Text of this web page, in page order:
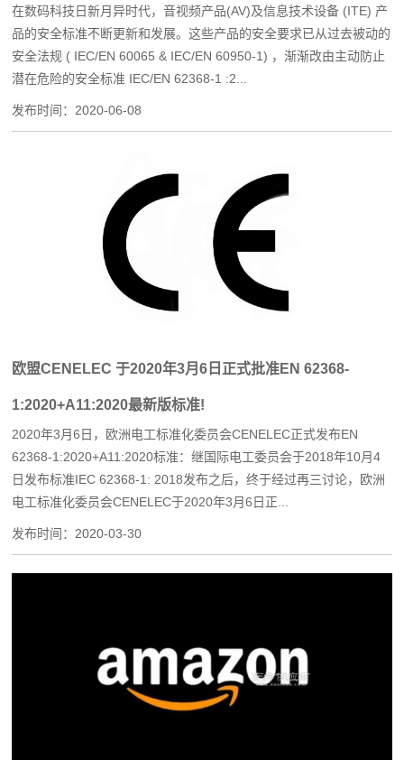
在数码科技日新月异时代，音视频产品(AV)及信息技术设备 (ITE) 产
品的安全标准不断更新和发展。这些产品的安全要求已从过去被动的
安全法规 ( IEC/EN 60065 & IEC/EN 60950-1) ，渐渐改由主动防止
潜在危险的安全标准 IEC/EN 62368-1 :2...
发布时间： 2020-06-08
欧盟CENELEC 于2020年3月6日正式批准EN 62368-
1:2020+A11:2020最新版标准!
2020年3月6日，欧洲电工标准化委员会CENELEC正式发布EN
62368-1:2020+A11:2020标准：继国际电工委员会于2018年10月4
日发布标准IEC 62368-1: 2018发布之后，终于经过再三讨论，欧洲
电工标准化委员会CENELEC于2020年3月6日正...
发布时间： 2020-03-30